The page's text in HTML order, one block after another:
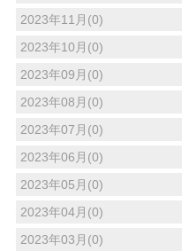
2023年11月(0)
2023年10月(0)
2023年09月(0)
2023年08月(0)
2023年07月(0)
2023年06月(0)
2023年05月(0)
2023年04月(0)
2023年03月(0)